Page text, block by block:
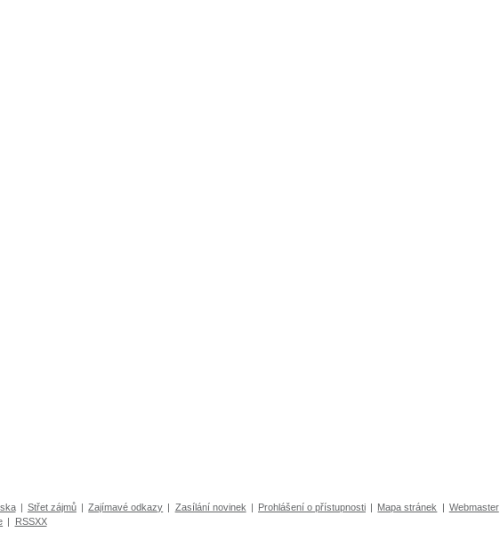
| Střet zájmů | Zajímavé odkazy | Zasílání novinek | Prohlášení o přístupnosti | Mapa stránek | Webmaster
| RSSXX